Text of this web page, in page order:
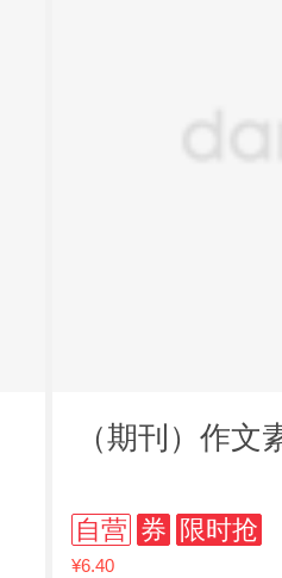
（期刊）作
自营 券 限时抢
¥6.40